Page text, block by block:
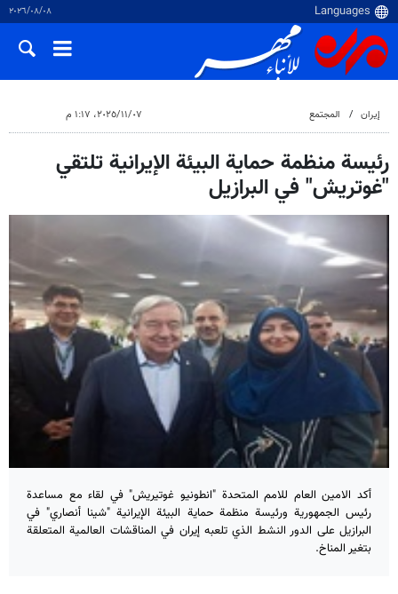
٠٨‏/٠٨‏/٢٠٢٦
إيران المجتمع ٠٧‏/١١‏/٢٠٢٥، ١:١٧ م
رئيسة منظمة حماية البيئة الإيرانية تلتقي
"غوتريش" في البرازيل
أكد الامين العام للامم المتحدة "انطونيو غوتیریش" في لقاء مع مساعدة
رئيس الجمهورية ورئيسة منظمة حماية البيئة الإيرانية "شينا أنصاري" في
البرازيل على الدور النشط الذي تلعبه إيران في المناقشات العالمية المتعلقة
بتغير المناخ.